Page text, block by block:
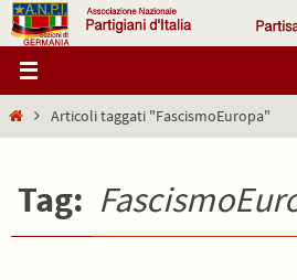
Salta
al
contenuto
HomeArticoli taggati "FascismoEuropa"
Tag: